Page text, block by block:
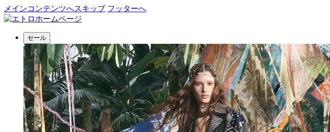
メインコンテンツへスキップ フッターへ
セール